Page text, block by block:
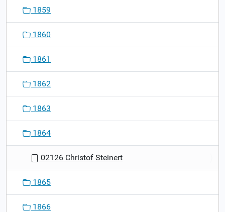
1859
1860
1861
1862
1863
1864
02126 Christof Steinert
1865
1866